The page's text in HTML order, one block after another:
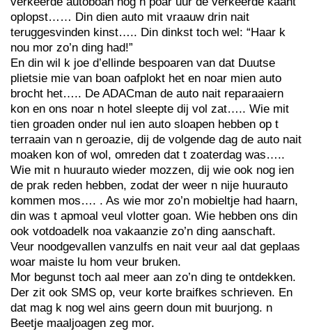
oplopst…… Din dien auto mit vraauw drin nait
teruggesvinden kinst….. Din dinkst toch wel: “Haar k
nou mor zo’n ding had!”
En din wil k joe d’ellinde bespoaren van dat Duutse
plietsie mie van boan oafplokt het en noar mien auto
brocht het….. De ADACman de auto nait reparaaiern
kon en ons noar n hotel sleepte dij vol zat….. Wie mit
tien groaden onder nul ien auto sloapen hebben op t
terraain van n geroazie, dij de volgende dag de auto nait
moaken kon of wol, omreden dat t zoaterdag was…..
Wie mit n huurauto wieder mozzen, dij wie ook nog ien
de prak reden hebben, zodat der weer n nije huurauto
kommen mos…. . As wie mor zo’n mobieltje had haarn,
din was t apmoal veul vlotter goan. Wie hebben ons din
ook votdoadelk noa vakaanzie zo’n ding aanschaft.
Veur noodgevallen vanzulfs en nait veur aal dat geplaas
woar maiste lu hom veur bruken.
Mor begunst toch aal meer aan zo’n ding te ontdekken.
Der zit ook SMS op, veur korte braifkes schrieven. En
dat mag k nog wel ains geern doun mit buurjong. n
Beetje maaljoagen zeg mor.